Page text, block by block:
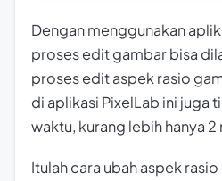
Dengan menggunakan
proses edit gambar bisa
proses edit aspek rasio
di aplikasi PixelLab ini juga
waktu, kurang lebih hanya 2
Itulah cara ubah aspek